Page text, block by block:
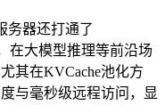
务器还打通了
在大模型推理等前沿场
其在KVCache池化方
与毫秒级远程访问，显